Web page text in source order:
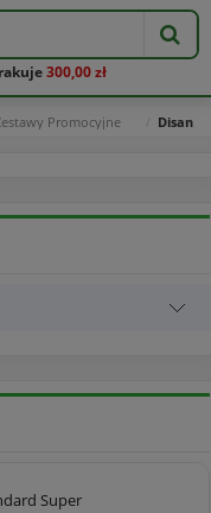
300,00 zł
Promocyjne Disan
Super